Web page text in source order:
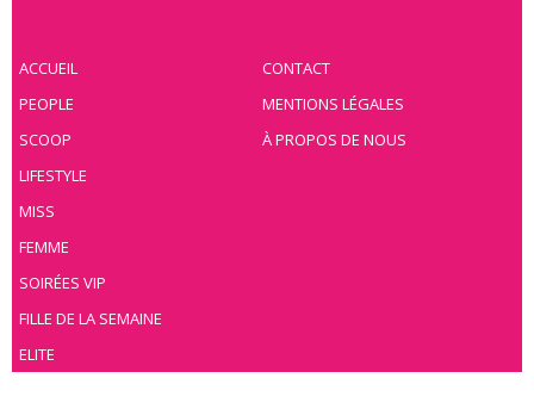
ACCUEIL
PEOPLE
SCOOP
LIFESTYLE
MISS
FEMME
SOIRÉES VIP
FILLE DE LA SEMAINE
ELITE
CONTACT
MENTIONS LÉGALES
À PROPOS DE NOUS